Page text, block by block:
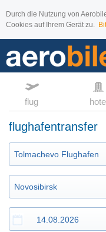
Durch die Nutzung von
Cookies auf Ihrem Gerät zu.
flug
flughafentransfer